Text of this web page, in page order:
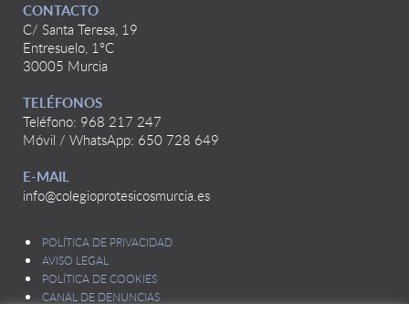
CONTACTO
C/ Santa Teresa, 19
Entresuelo, 1ºC
30005 Murcia
TELÉFONOS
Teléfono: 968 217 247
Móvil / WhatsApp: 650 728 649
E-MAIL
info@colegioprotesicosmurcia.es
POLÍTICA DE PRIVACIDAD
AVISO LEGAL
POLÍTICA DE COOKIES
CANAL DE DENUNCIAS